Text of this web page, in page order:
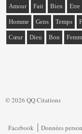
Amour Fait Bien Etre
Homme Gens Temps
Cœur Dieu Bon
© 2026 QQ Citations
Facebook Données